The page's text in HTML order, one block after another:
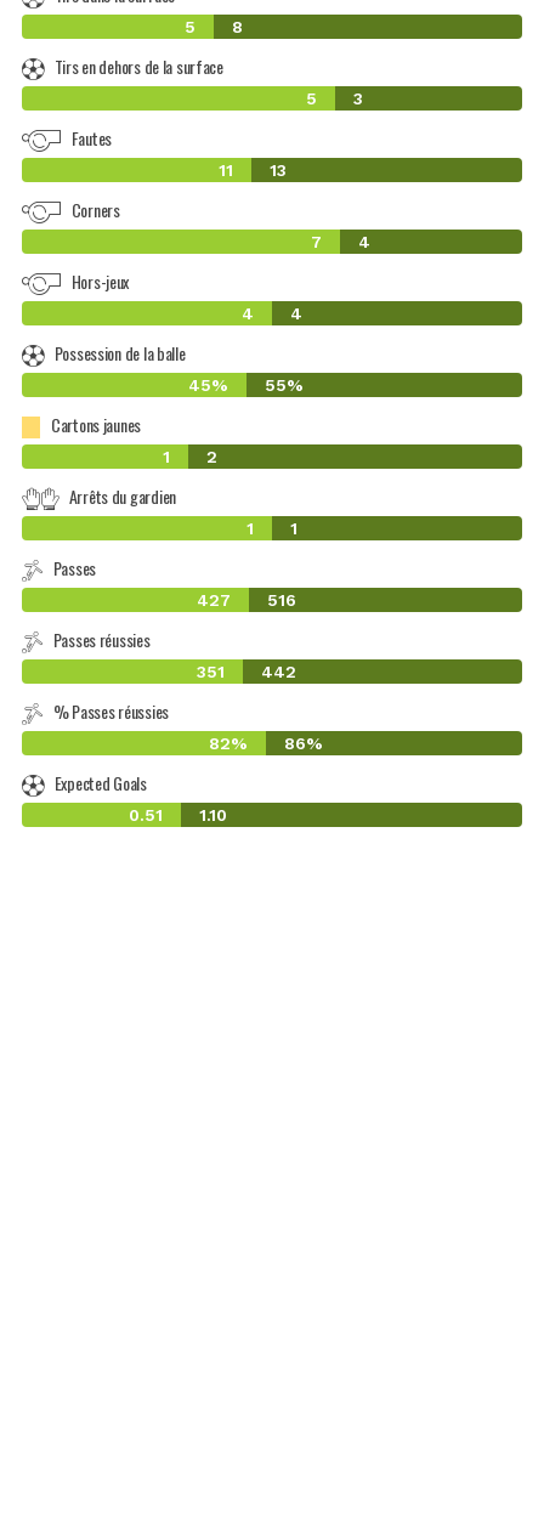
5 8
Tirs en dehors de la surface
5 3
Fautes
11 13
Corners
7 4
Hors-jeux
4 4
Possession de la balle
45% 55%
Cartons jaunes
1 2
Arrêts du gardien
1 1
Passes
427 516
Passes réussies
351 442
% Passes réussies
82% 86%
Expected Goals
0.51 1.10